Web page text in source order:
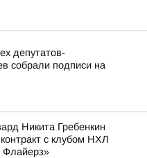
депутатов-
собрали подписи на
Никита Гребенкин
с клубом НХЛ